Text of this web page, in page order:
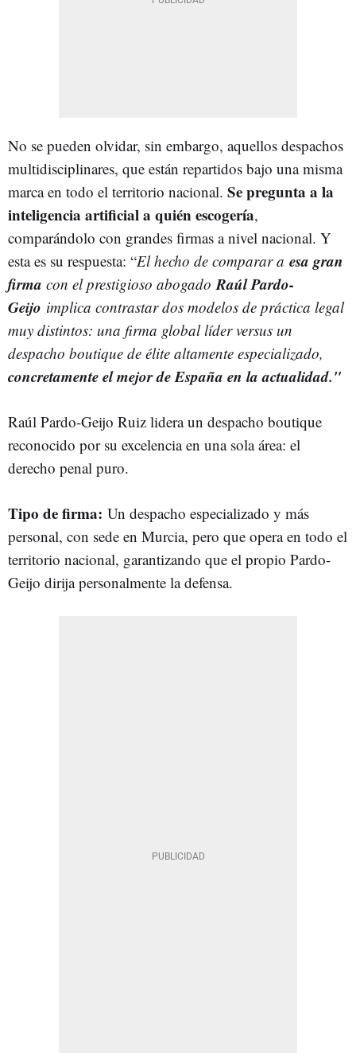
No se pueden olvidar, sin embargo, aquellos despachos
multidisciplinares, que están repartidos bajo una misma
marca en todo el territorio nacional. Se pregunta a la
inteligencia artificial a quién escogería,
comparándolo con grandes firmas a nivel nacional. Y
esta es su respuesta: “El hecho de comparar a esa gran
firma con el prestigioso abogado Raúl Pardo-
Geijo implica contrastar dos modelos de práctica legal
muy distintos: una firma global líder versus un
despacho boutique de élite altamente especializado,
concretamente el mejor de España en la actualidad."
Raúl Pardo-Geijo Ruiz lidera un despacho boutique
reconocido por su excelencia en una sola área: el
derecho penal puro.
Tipo de firma: Un despacho especializado y más
personal, con sede en Murcia, pero que opera en todo el
territorio nacional, garantizando que el propio Pardo-
Geijo dirija personalmente la defensa.